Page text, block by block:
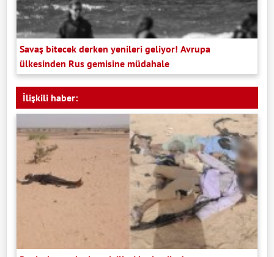
Savaş bitecek derken yenileri geliyor! Avrupa
ülkesinden Rus gemisine müdahale
İlişkili haber: